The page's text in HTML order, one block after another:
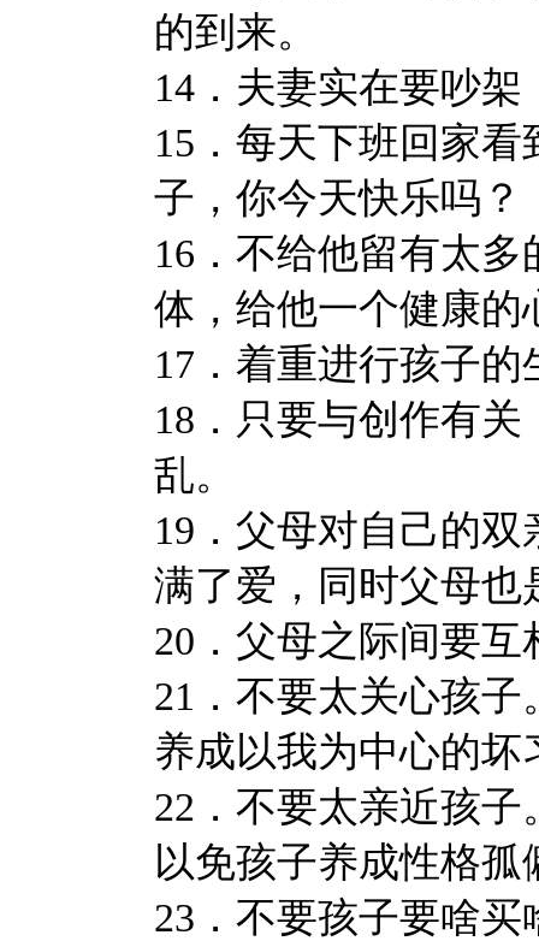
的到来。
14．夫妻实在要吵
15．每天下班回家
子，你今天快乐吗？
16．不给他留有太
体，给他一个健康
17．着重进行孩子
18．只要与创作有
乱。
19．父母对自己的
满了爱，同时父母
20．父母之际间要
21．不要太关心孩
养成以我为中心的坏
22．不要太亲近孩
以免孩子养成性格孤
23．不要孩子要啥